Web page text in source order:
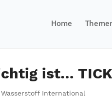
Home
ist…
Wasserstoff International